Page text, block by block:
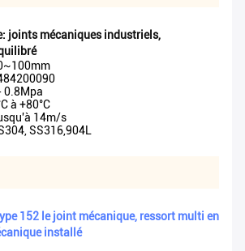
joints mécaniques industriels,
0.8Mpa
à +80°C
14m/s
SS316,904L
152 le joint mécanique, ressort multi en
installé